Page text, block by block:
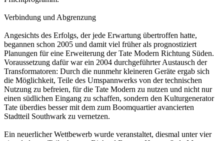
Verbindung und Abgrenzung
Angesichts des Erfolgs, der jede Erwartung übertroffen hatte,
begannen schon 2005 und damit viel früher als prognostiziert
Planungen für eine Erweiterung der Tate Modern Richtung Süden.
Voraussetzung dafür war ein 2004 durchgeführter Austausch der
Transformatoren: Durch die nunmehr kleineren Geräte ergab sich
die Möglichkeit, Teile des Umspannwerks von der technischen
Nutzung zu befreien, für die Tate Modern zu nutzen und nicht nur
einen südlichen Eingang zu schaffen, sondern den Kulturgenerator
Tate überdies besser mit dem zum Boomquartier avancierten
Stadtteil Southwark zu vernetzen.
Ein neuerlicher Wettbewerb wurde veranstaltet, diesmal unter vier